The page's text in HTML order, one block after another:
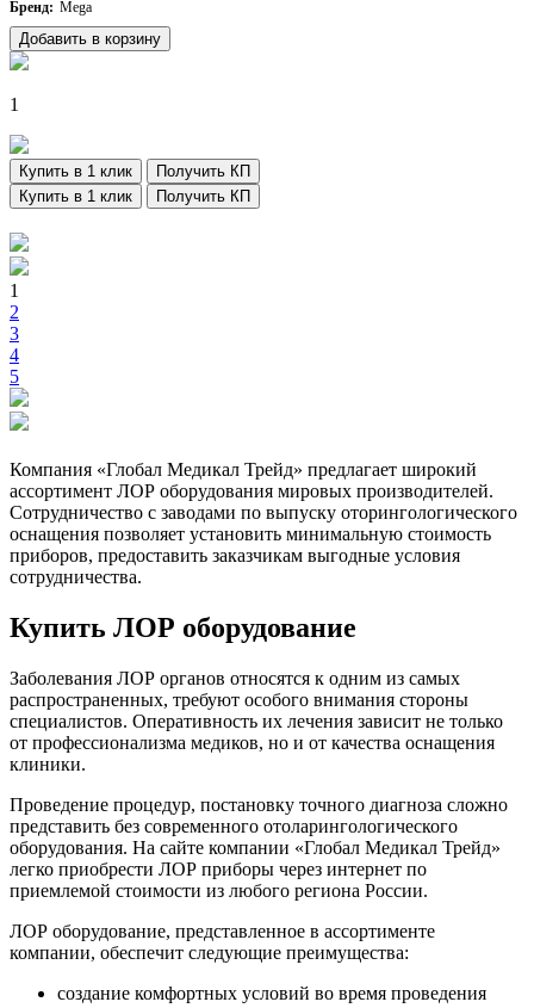
Бренд: Mega
Добавить в корзину
1
Купить в 1 клик
Получить КП
Купить в 1 клик
Получить КП
1
2
3
4
5
Компания «Глобал Медикал Трейд» предлагает широкий
ассортимент ЛОР оборудования мировых производителей.
Сотрудничество с заводами по выпуску оторингологического
оснащения позволяет установить минимальную стоимость
приборов, предоставить заказчикам выгодные условия
сотрудничества.
Купить ЛОР оборудование
Заболевания ЛОР органов относятся к одним из самых
распространенных, требуют особого внимания стороны
специалистов. Оперативность их лечения зависит не только
от профессионализма медиков, но и от качества оснащения
клиники.
Проведение процедур, постановку точного диагноза сложно
представить без современного отоларингологического
оборудования. На сайте компании «Глобал Медикал Трейд»
легко приобрести ЛОР приборы через интернет по
приемлемой стоимости из любого региона России.
ЛОР оборудование, представленное в ассортименте
компании, обеспечит следующие преимущества:
создание комфортных условий во время проведения